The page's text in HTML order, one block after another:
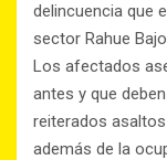
delincuencia que
sector Rahue
Los afectados
antes y que
reiterados
además de la